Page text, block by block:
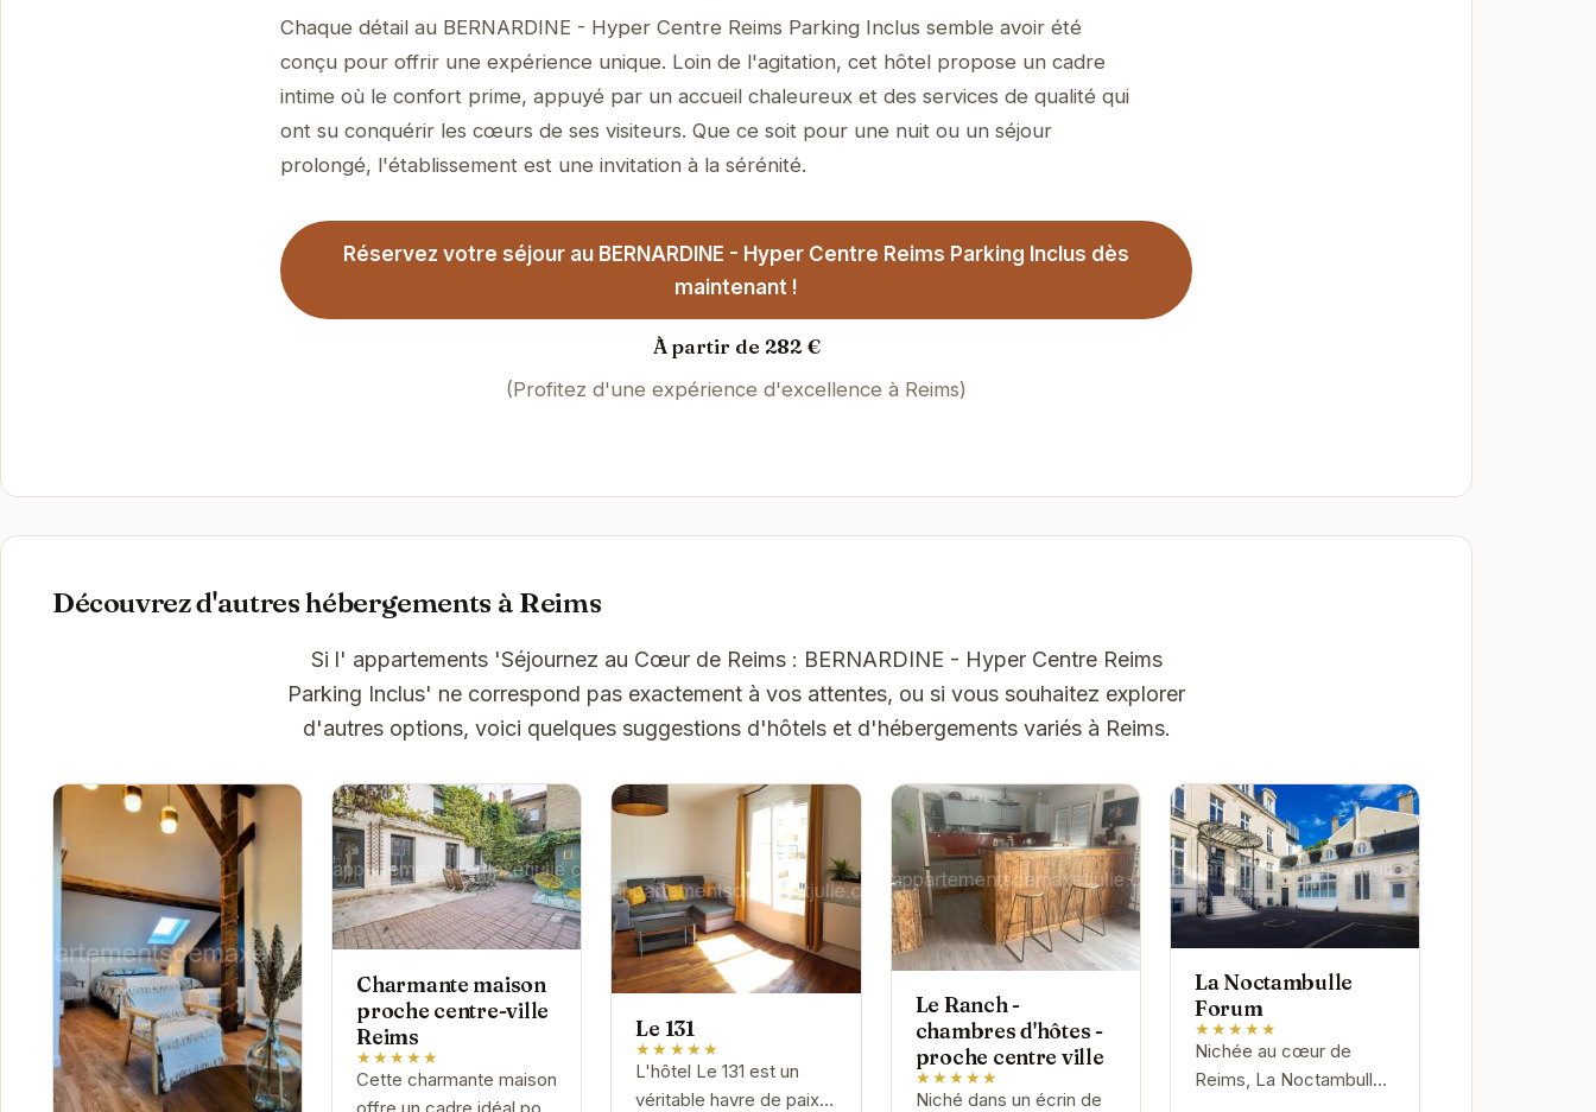
Chaque détail au BERNARDINE - Hyper Centre Reims Parking Inclus semble avoir été
conçu pour offrir une expérience unique. Loin de l'agitation, cet hôtel propose un cadre
intime où le confort prime, appuyé par un accueil chaleureux et des services de qualité qui
ont su conquérir les cœurs de ses visiteurs. Que ce soit pour une nuit ou un séjour
prolongé, l'établissement est une invitation à la sérénité.
Réservez votre séjour au BERNARDINE - Hyper Centre Reims Parking Inclus dès
maintenant !
À partir de 282 €
(Profitez d'une expérience d'excellence à Reims)
Découvrez d'autres hébergements à Reims
Si l' appartements 'Séjournez au Cœur de Reims : BERNARDINE - Hyper Centre Reims
Parking Inclus' ne correspond pas exactement à vos attentes, ou si vous souhaitez explorer
d'autres options, voici quelques suggestions d'hôtels et d'hébergements variés à Reims.
Charmante maison
proche centre-ville
Reims
★★★★★
Cette charmante maison
Le 131
★★★★★
L'hôtel Le 131 est un
véritable havre de paix
Le Ranch -
chambres d'hôtes -
proche centre ville
★★★★★
Niché dans un écrin de
La Noctambulle
Forum
★★★★★
Nichée au cœur de
Reims, La Noctambulle